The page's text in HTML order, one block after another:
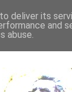
deliver its
and
abuse.